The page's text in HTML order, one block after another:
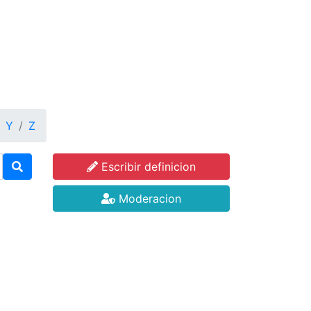
Y Z
Escribir definicion
Moderacion